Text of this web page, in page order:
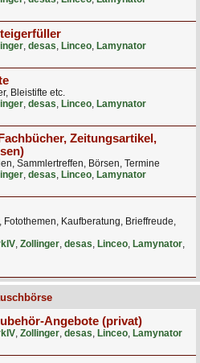
, desas, Linceo, Lamynator
Bleistifte etc.
, desas, Linceo, Lamynator
Zeitungsartikel,
Sammlertreffen, Börsen, Termine
, desas, Linceo, Lamynator
Fotothemen, Kaufberatung, Brieffreude,
, Zollinger, desas, Linceo, Lamynator,
Angebote (privat)
, Zollinger, desas, Linceo, Lamynator